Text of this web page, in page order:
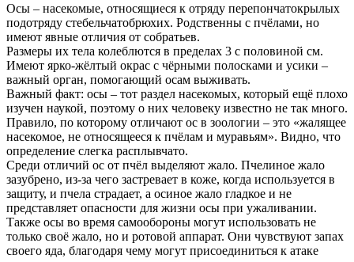
Осы – насекомые, относящиеся к отряду перепончатокрылых
подотряду стебельчатобрюхих. Родственны с пчёлами, но
имеют явные отличия от собратьев.
Размеры их тела колеблются в пределах 3 с половиной см.
Имеют ярко-жёлтый окрас с чёрными полосками и усики –
важный орган, помогающий осам выживать.
Важный факт: осы – тот раздел насекомых, который ещё плохо
изучен наукой, поэтому о них человеку известно не так много.
Правило, по которому отличают ос в зоологии – это «жалящее
насекомое, не относящееся к пчёлам и муравьям». Видно, что
определение слегка расплывчато.
Среди отличий ос от пчёл выделяют жало. Пчелиное жало
зазубрено, из-за чего застревает в коже, когда используется в
защиту, и пчела страдает, а осиное жало гладкое и не
представляет опасности для жизни осы при ужаливании.
Также осы во время самообороны могут использовать не
только своё жало, но и ротовой аппарат. Они чувствуют запах
своего яда, благодаря чему могут присоединиться к атаке